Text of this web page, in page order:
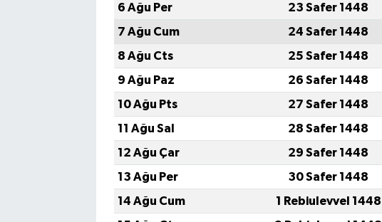
6 Ağu Per
23 Safer 1448
7 Ağu Cum
24 Safer 1448
8 Ağu Cts
25 Safer 1448
9 Ağu Paz
26 Safer 1448
10 Ağu Pts
27 Safer 1448
11 Ağu Sal
28 Safer 1448
12 Ağu Çar
29 Safer 1448
13 Ağu Per
30 Safer 1448
14 Ağu Cum
1 Rebiulevvel 1448